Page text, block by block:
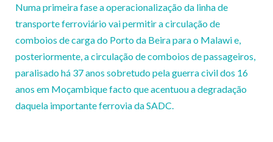
Numa primeira fase a operacionalização da linha de
transporte ferroviário vai permitir a circulação de
comboios de carga do Porto da Beira para o Malawi e,
posteriormente, a circulação de comboios de passageiros,
paralisado há 37 anos sobretudo pela guerra civil dos 16
anos em Moçambique facto que acentuou a degradação
daquela importante ferrovia da SADC.